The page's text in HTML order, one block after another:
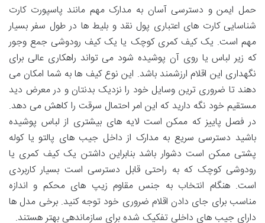
حمل ایمن و دسترسی آسان به مدارک مهم مانند پاسپورت کارت
شناسایی کارت های اعتباری پول نقد و بلیط ها در طول سفر بسیار
مهم است. یک کیف کمری کوچک یا یک کیف رودوشی جمع وجور
که زیر لباس یا روی آن پوشیده شود می تواند راهکاری عالی برای
نگهداری این اقلام ارزشمند باشد. این نوع کیف ها به شما امکان می
دهند تا ضروری ترین وسایل خود را نزدیک بدنتان و در معرض دید
مستقیم خود نگه دارید که این امر احتمال سرقت را کاهش می دهد.
در فصل پاییز که ممکن است لایه های بیشتری از لباس پوشیده
باشید دسترسی سریع به مدارک از داخل جیب های پالتو یا کوله
پشتی ممکن است دشوار باشد بنابراین داشتن یک کیف کمری یا
رودوشی کوچک که به راحتی قابل دسترسی است بسیار کاربردی
است. هنگام انتخاب به جنس مقاوم زیپ های محکم و اندازه
مناسب برای جای دادن اقلام ضروری خود توجه کنید. برخی مدل ها
دارای جیب های داخلی تفکیک شده برای سازماندهی بهتر هستند.